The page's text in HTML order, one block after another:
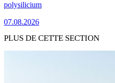
polysilicium
07.08.2026
PLUS DE CETTE SECTION